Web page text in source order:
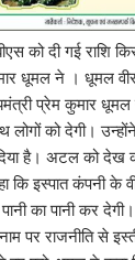
को दी गई राशि
धूमल ने । धूमल
प्रेम कुमार
लोगों को देगी।
है। अटल को देख
कि इस्पात कंपनी के
का पानी कर
पर राजनीति से